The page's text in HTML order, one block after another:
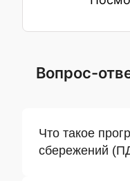
Вопрос-
Что такое
сбережений